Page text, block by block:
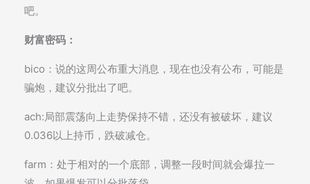
吧。
财富密码：
bico：说的这周公布重大消息，现在也没有公布，可能是
骗炮，建议分批出了吧。
ach:局部震荡向上走势保持不错，还没有被破坏，建议
0.036以上持币，跌破减仓。
farm：处于相对的一个底部，调整一段时间就会爆拉一